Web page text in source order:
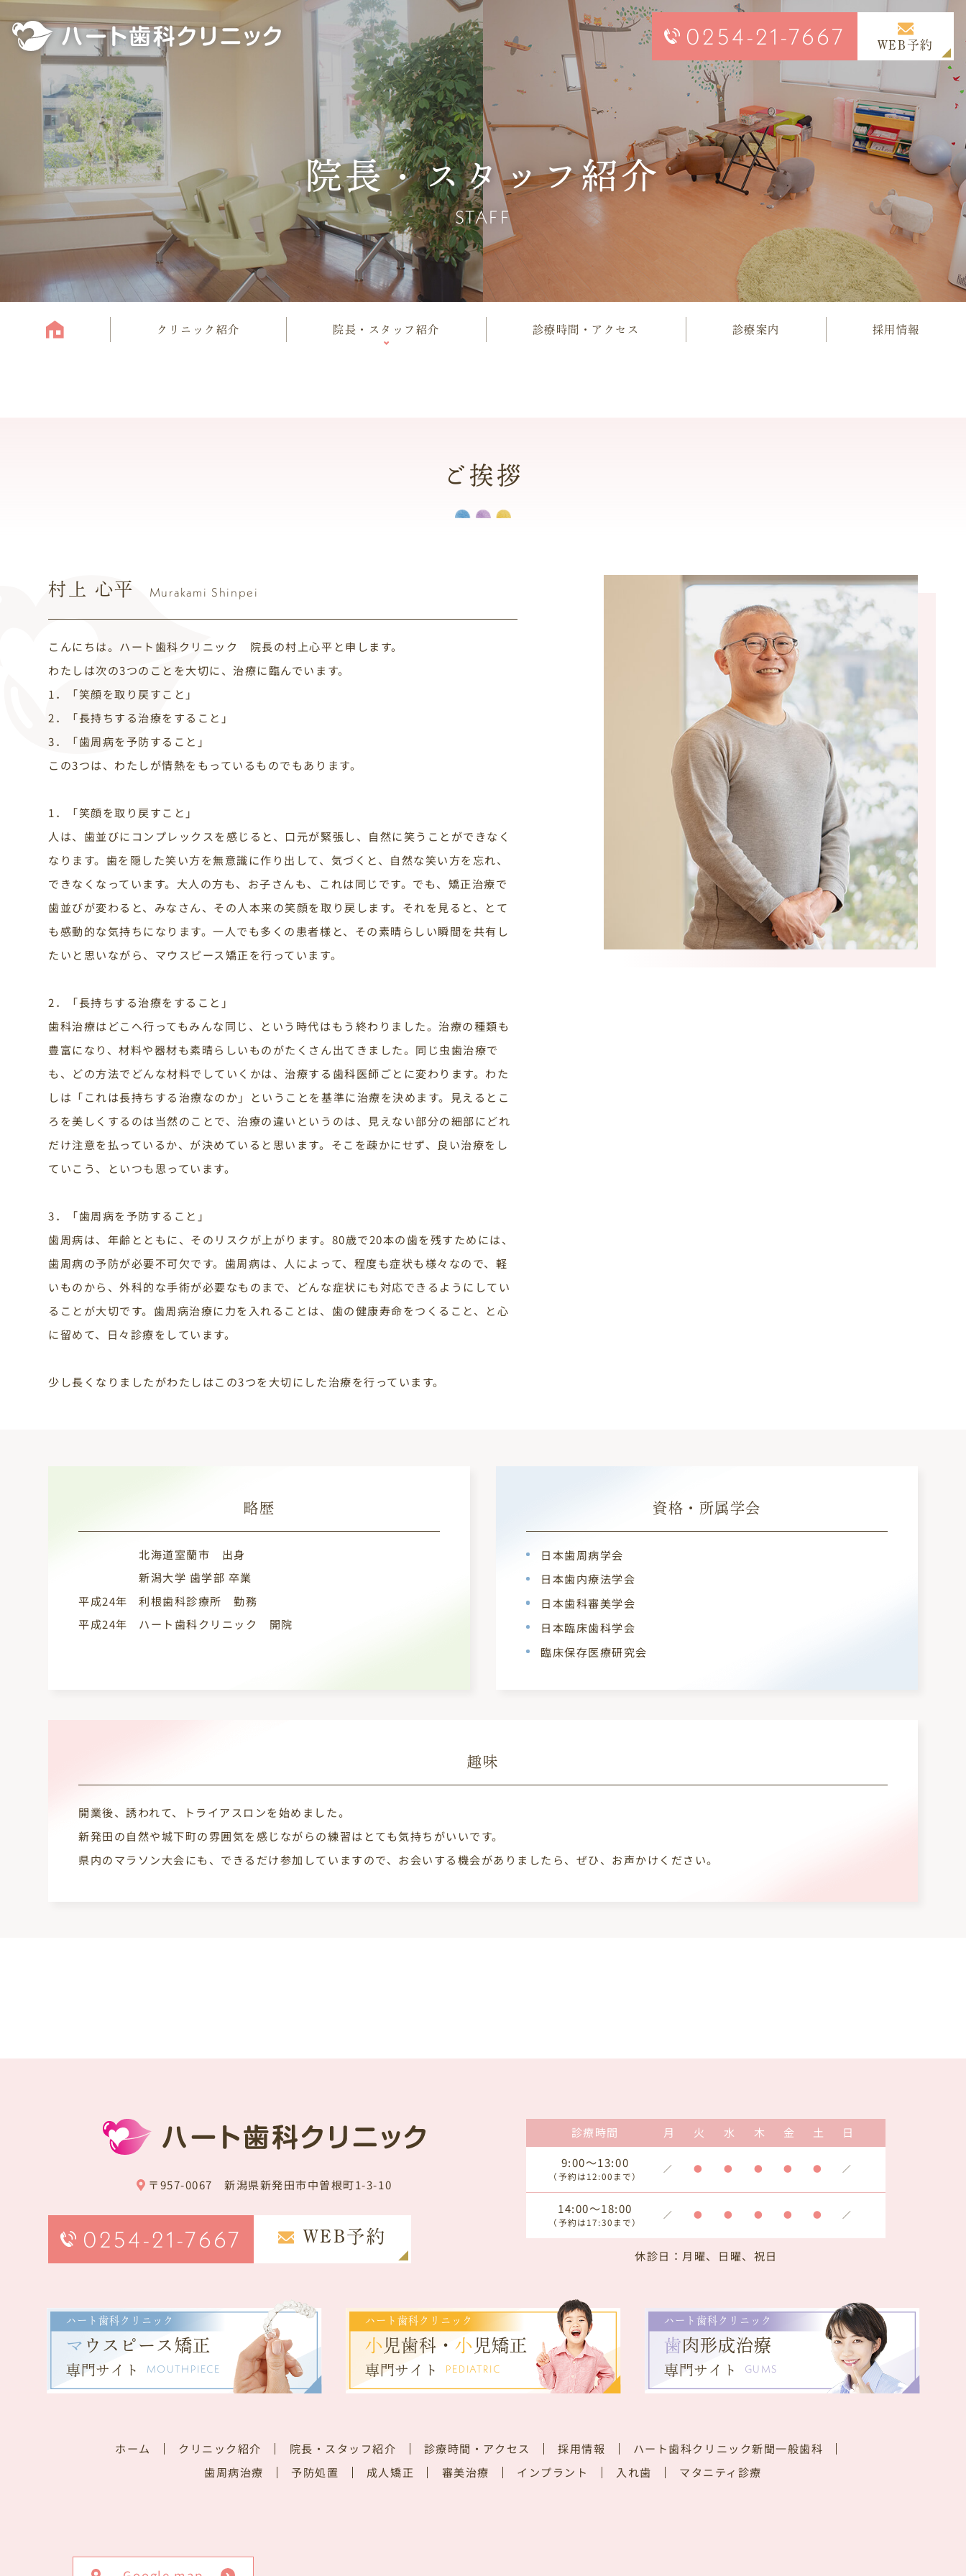
0254-21-7667 WEB予約
院長・スタッフ紹介
STAFF
クリニック紹介 院長・スタッフ紹介 診療時間・アクセス 診療案内 採用情報
ご挨拶
村上 心平 Murakami Shinpei
こんにちは。ハート歯科クリニック 院長の村上心平と申します。
わたしは次の3つのことを大切に、治療に臨んでいます。
1．「笑顔を取り戻すこと」
2．「長持ちする治療をすること」
3．「歯周病を予防すること」
この3つは、わたしが情熱をもっているものでもあります。
1．「笑顔を取り戻すこと」
人は、歯並びにコンプレックスを感じると、口元が緊張し、自然に笑うことができなく
なります。歯を隠した笑い方を無意識に作り出して、気づくと、自然な笑い方を忘れ、
できなくなっています。大人の方も、お子さんも、これは同じです。でも、矯正治療で
歯並びが変わると、みなさん、その人本来の笑顔を取り戻します。それを見ると、とて
も感動的な気持ちになります。一人でも多くの患者様と、その素晴らしい瞬間を共有し
たいと思いながら、マウスピース矯正を行っています。
2．「長持ちする治療をすること」
歯科治療はどこへ行ってもみんな同じ、という時代はもう終わりました。治療の種類も
豊富になり、材料や器材も素晴らしいものがたくさん出てきました。同じ虫歯治療で
も、どの方法でどんな材料でしていくかは、治療する歯科医師ごとに変わります。わた
しは「これは長持ちする治療なのか」ということを基準に治療を決めます。見えるとこ
ろを美しくするのは当然のことで、治療の違いというのは、見えない部分の細部にどれ
だけ注意を払っているか、が決めていると思います。そこを疎かにせず、良い治療をし
ていこう、といつも思っています。
3．「歯周病を予防すること」
歯周病は、年齢とともに、そのリスクが上がります。80歳で20本の歯を残すためには、
歯周病の予防が必要不可欠です。歯周病は、人によって、程度も症状も様々なので、軽
いものから、外科的な手術が必要なものまで、どんな症状にも対応できるようにしてい
ることが大切です。歯周病治療に力を入れることは、歯の健康寿命をつくること、と心
に留めて、日々診療をしています。
少し長くなりましたがわたしはこの3つを大切にした治療を行っています。
略歴
北海道室蘭市 出身
新潟大学 歯学部 卒業
平成24年
利根歯科診療所 勤務
平成24年
ハート歯科クリニック 開院
資格・所属学会
日本歯周病学会
日本歯内療法学会
日本歯科審美学会
日本臨床歯科学会
臨床保存医療研究会
趣味
開業後、誘われて、トライアスロンを始めました。
新発田の自然や城下町の雰囲気を感じながらの練習はとても気持ちがいいです。
県内のマラソン大会にも、できるだけ参加していますので、お会いする機会がありましたら、ぜひ、お声かけください。
〒957-0067 新潟県新発田市中曽根町1-3-10
0254-21-7667 WEB予約
診療時間 月 火 水 木 金 土
日
9:00～13:00
（予約は12:00まで）
／ ● ● ● ● ● ／
14:00～18:00
（予約は17:30まで）
／ ● ● ● ● ● ／
休診日 ：月曜、日曜、祝日
ハート歯科クリニック
マ ウスピース矯正
専門サイト MOUTHPIECE
ハート歯科クリニック
小 児歯科・小 児矯正
専門サイト PEDIATRIC
ハート歯科クリニック
歯肉形成治療
専門サイト GUMS
ホーム クリニック紹介 院長・スタッフ紹介 診療時間・アクセス 採用情報 ハート歯科クリニック新聞一般歯科
歯周病治療
予防処置 成人矯正 審美治療 インプラント 入れ歯 マタニティ診療